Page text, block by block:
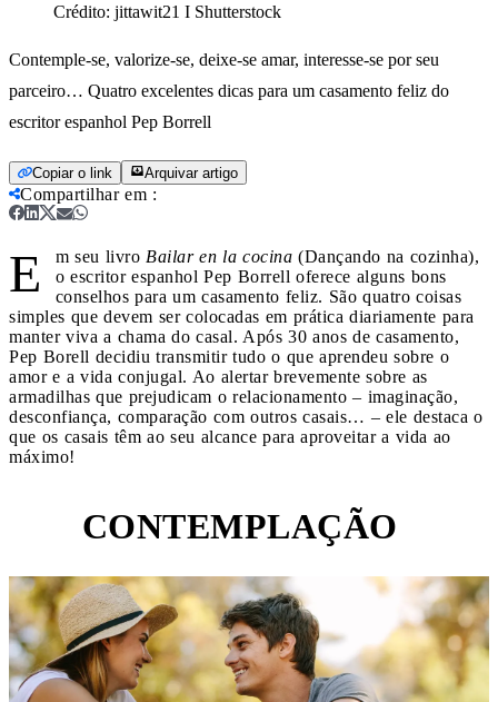
Crédito: jittawit21 I Shutterstock
Contemple-se, valorize-se, deixe-se amar, interesse-se por seu
parceiro… Quatro excelentes dicas para um casamento feliz do
escritor espanhol Pep Borrell
Copiar o link Arquivar artigo
Compartilhar em :
E m seu livro Bailar en la cocina (Dançando na cozinha),
o escritor espanhol Pep Borrell oferece alguns bons
conselhos para um casamento feliz. São quatro coisas
simples que devem ser colocadas em prática diariamente para
manter viva a chama do casal. Após 30 anos de casamento,
Pep Borell decidiu transmitir tudo o que aprendeu sobre o
amor e a vida conjugal. Ao alertar brevemente sobre as
armadilhas que prejudicam o relacionamento – imaginação,
desconfiança, comparação com outros casais… – ele destaca o
que os casais têm ao seu alcance para aproveitar a vida ao
máximo!
CONTEMPLAÇÃO